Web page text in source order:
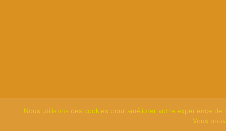
Nous utilisons des cookies pour améliorer votre expérience
Vous